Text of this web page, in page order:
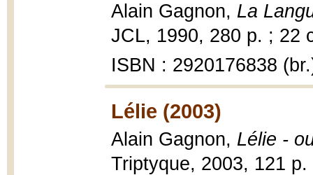
Alain Gagnon, La
JCL, 1990, 280 p. ; 22
ISBN : 2920176838
Lélie (2003)
Alain Gagnon, Lélie -
Triptyque, 2003, 121